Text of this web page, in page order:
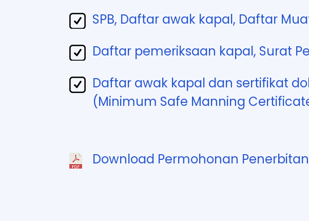
SPB, Daftar awak kapal, Daftar
Daftar pemeriksaan kapal, Surat
Daftar awak kapal dan sertifikat
(Minimum Safe Manning
Download Permohonan